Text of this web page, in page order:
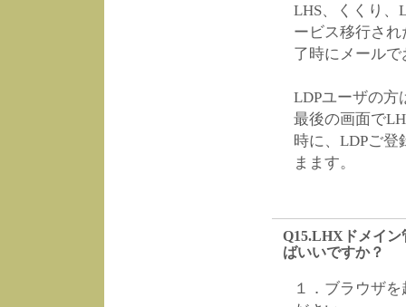
LHS、くくり
ービス移行さ
了時にメール
LDPユーザの方
最後の画面で
時に、LDPご
まます。
Q15.LHXドメイ
ばいいですか？
１．ブラウザ